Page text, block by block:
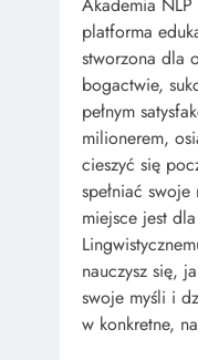
Akademia
platforma
stworzona dla
bogactwie,
pełnym
milionerem,
cieszyć się
spełniać
miejsce jest
nauczysz się,
swoje myśli i
w konkretne,